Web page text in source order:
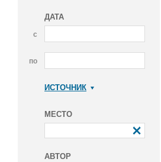
ДАТА
с
по
ИСТОЧНИК
МЕСТО
АВТОР